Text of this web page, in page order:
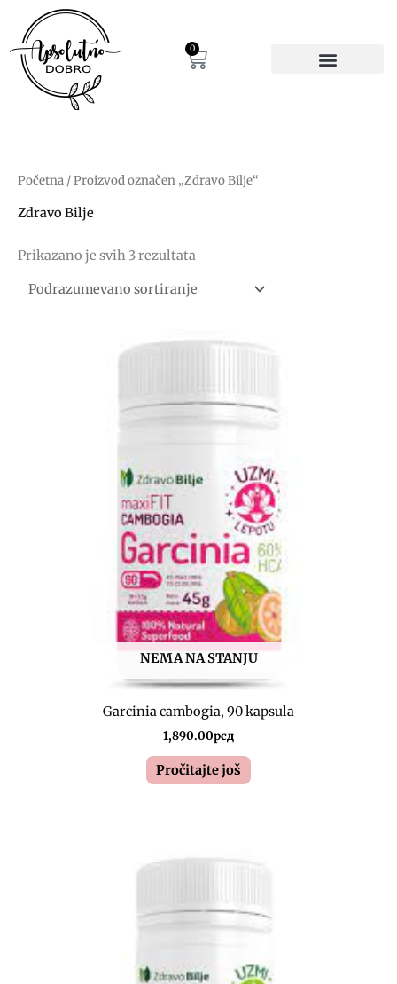
sadržaj
0
Cart
Početna / Proizvod označen „Zdravo Bilje“
Zdravo Bilje
Prikazano je svih 3 rezultata
NEMA NA STANJU
Garcinia cambogia, 90 kapsula
1,890.00рсд
Pročitajte još